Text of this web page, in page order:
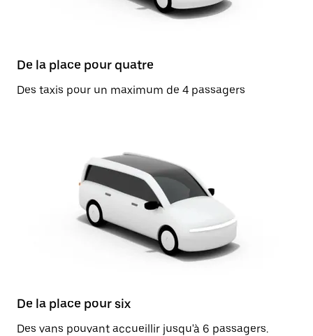
De la place pour quatre
Des taxis pour un maximum de 4 passagers
De la place pour six
Des vans pouvant accueillir jusqu'à 6 passagers.